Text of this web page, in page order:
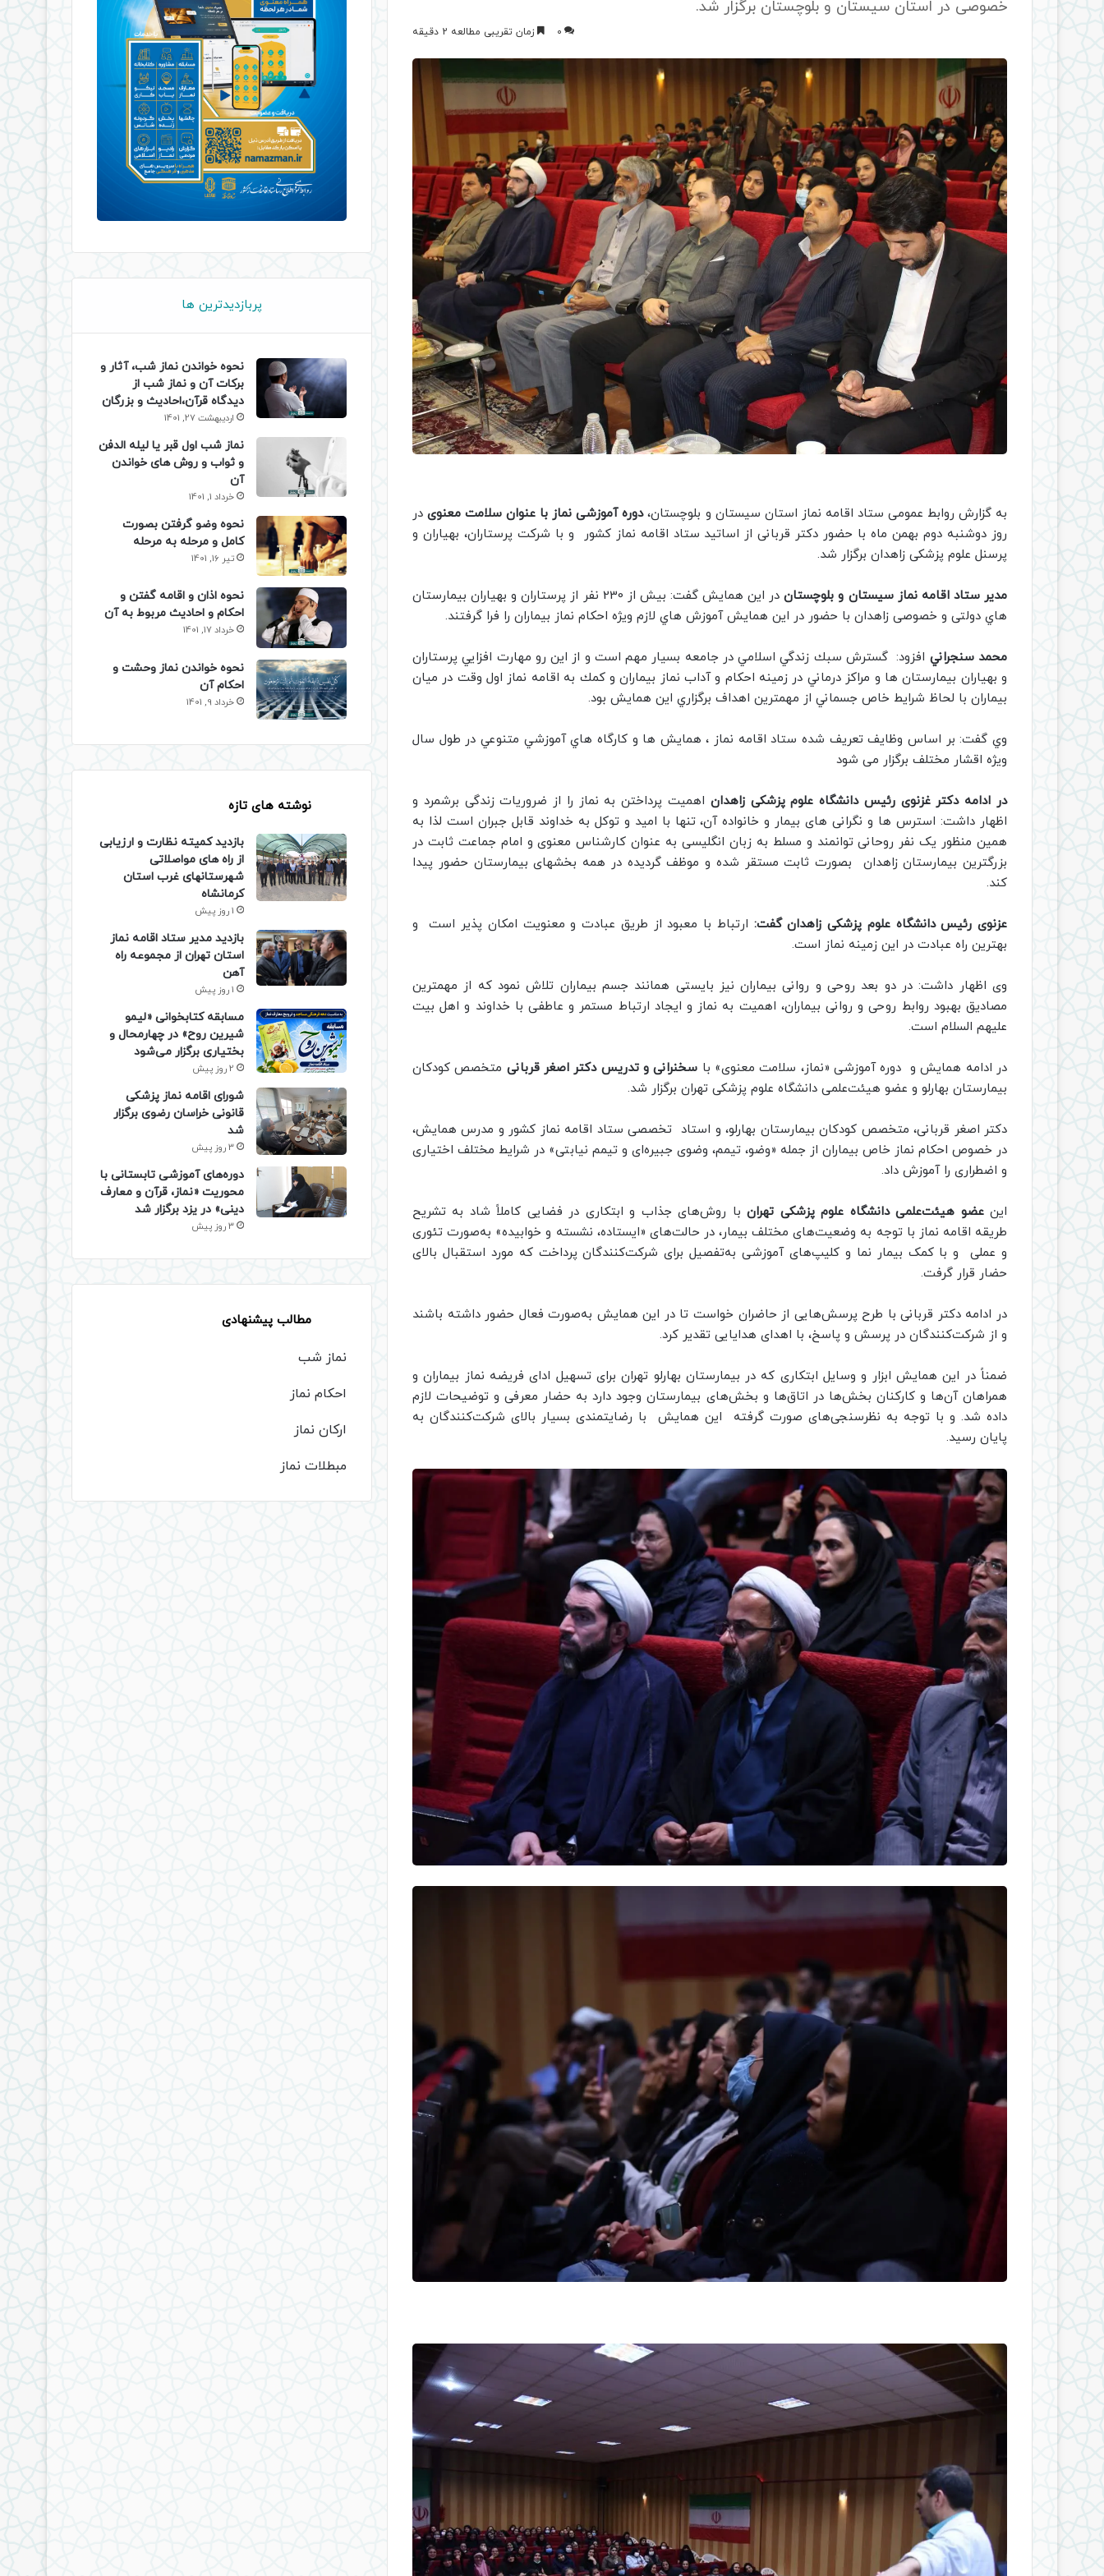
خصوصی در استان سیستان و بلوچستان برگزار شد.
0 زمان تقریبی مطالعه 2 دقیقه
به گزارش روابط عمومی ستاد اقامه نماز استان سیستان و بلوچستان،دوره آموزشی نماز با عنوان سلامت معنویدر
روز دوشنبه دوم بهمن ماه با حضور دکتر قربانی از اساتید ستاد اقامه نماز کشور و با شرکت پرستاران، بهیاران و
پرسنل علوم پزشکی زاهدان برگزار شد.
مدير ستاد اقامه نماز سيستان و بلوچستان
در این همایش گفت: بيش از 230 نفر از پرستاران و بهياران بيمارستان
هاي دولتی و خصوصی زاهدان با حضور در اين همايش آموزش هاي لازم ويژه احكام نماز بيماران را فرا گرفتند.
محمد سنجراني افزود: گسترش سبك زندگي اسلامي در جامعه بسیار مهم است و از این رو مهارت افزايي پرستاران
و بهياران بيمارستان ها و مراكز درماني در زمينه احكام و آداب نماز بيماران و كمك به اقامه نماز اول وقت در ميان
بيماران با لحاظ شرايط خاص جسماني از مهمترين اهداف برگزاري اين همايش بود.
وي گفت: بر اساس وظايف تعريف شده ستاد اقامه نماز ، همايش ها و كارگاه هاي آموزشي متنوعي در طول سال
ويژه اقشار مختلف برگزار می شود
در ادامه دکتر غزنوی رئیس دانشگاه علوم پزشکی زاهدان اهمیت پرداختن به نماز را از ضروریات زندگی برشمرد و
اظهار داشت: استرس ها و نگرانی های بیمار و خانواده آن، تنها با امید و توکل به خداوند قابل جبران است لذا به
همین منظور یک نفر روحانی توانمند و مسلط به زبان انگلیسی به عنوان کارشناس معنوی و امام جماعت ثابت در
بزرگترین بیمارستان زاهدان بصورت ثابت مستقر شده و موظف گردیده در همه بخشهای بیمارستان حضور پیدا
کند.
عزنوی رئیس دانشگاه علوم پزشکی زاهدان گفت: ارتباط با معبود از طریق عبادت و معنویت امکان پذیر است و
بهترین راه عبادت در این زمینه نماز است.
وی اظهار داشت: در دو بعد روحی و روانی بیماران نیز بایستی همانند جسم بیماران تلاش نمود که از مهمترین
مصادیق بهبود روابط روحی و روانی بیماران، اهمیت به نماز و ایجاد ارتباط مستمر و عاطفی با خداوند و اهل بیت
علیهم السلام است.
در ادامه همایش و دوره آموزشی «نماز، سلامت معنوی» با سخنرانی و تدریس دکتر اصغر قربانی متخصص کودکان
بیمارستان بهارلو و عضو هیئت‌علمی دانشگاه علوم پزشکی تهران برگزار شد.
دکتر اصغر قربانی، متخصص کودکان بیمارستان بهارلو، و استاد تخصصی ستاد اقامه نماز کشور و مدرس همایش،
در خصوص احکام نماز خاص بیماران از جمله «وضو، تیمم، وضوی جبیره‌ای و تیمم نیابتی» در شرایط مختلف اختیاری
و اضطراری را آموزش داد.
اینعضو هیئت‌علمی دانشگاه علوم پزشکی تهرانبا روش‌های جذاب و ابتکاری در فضایی کاملاً شاد به تشریح
طریقه اقامه نماز با توجه به وضعیت‌های مختلف بیمار، در حالت‌های «ایستاده، نشسته و خوابیده» به‌صورت تئوری
و عملی و با کمک بیمار نما و کلیپ‌های آموزشی به‌تفصیل برای شرکت‌کنندگان پرداخت که مورد استقبال بالای
حضار قرار گرفت.
در ادامه دکتر قربانی با طرح پرسش‌هایی از حاضران خواست تا در این همایش به‌صورت فعال حضور داشته باشند
و از شرکت‌کنندگان در پرسش و پاسخ، با اهدای هدایایی تقدیر کرد.
ضمناً در این همایش ابزار و وسایل ابتکاری که در بیمارستان بهارلو تهران برای تسهیل ادای فریضه نماز بیماران و
همراهان آن‌ها و کارکنان بخش‌ها در اتاق‌ها و بخش‌های بیمارستان وجود دارد به حضار معرفی و توضیحات لازم
داده شد. و با توجه به نظرسنجی‌های صورت گرفته این همایش با رضایتمندی بسیار بالای شرکت‌کنندگان به
پایان رسید.
پربازدیدترین ها
نحوه خواندن نماز شب، آثار و
برکات آن و نماز شب از
دیدگاه قرآن،احادیث و بزرگان
اردیبهشت 27, 1401
نماز شب اول قبر یا لیله الدفن
و ثواب و روش های خواندن
آن
خرداد 1, 1401
نحوه وضو گرفتن بصورت
کامل و مرحله به مرحله
تیر 16, 1401
نحوه اذان و اقامه گفتن و
احکام و احادیث مربوط به آن
خرداد 17, 1401
نحوه خواندن نماز وحشت و
احکام آن
خرداد 9, 1401
نوشته های تازه
بازدید کمیته نظارت و ارزیابی
از راه های مواصلاتی
شهرستانهای غرب استان
کرمانشاه
1 روز پیش
بازدید مدیر ستاد اقامه نماز
استان تهران از مجموعه راه
آهن
1 روز پیش
مسابقه کتابخوانی «لیمو
شیرین روح» در چهارمحال و
بختیاری برگزار می‌شود
2 روز پیش
شورای اقامه نماز پزشکی
قانونی خراسان رضوی برگزار
شد
3 روز پیش
دوره‌های آموزشی تابستانی با
محوریت «نماز، قرآن و معارف
دینی» در یزد برگزار شد
3 روز پیش
مطالب پیشنهادی
نماز شب
احکام نماز
ارکان نماز
مبطلات نماز